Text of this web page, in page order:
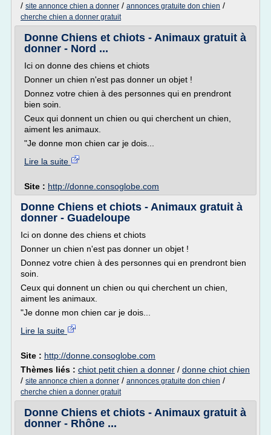
/ site annonce chien a donner / annonces gratuite don chien /
cherche chien a donner gratuit
Donne Chiens et chiots - Animaux gratuit à
donner - Nord ...
Ici on donne des chiens et chiots
Donner un chien n'est pas donner un objet !
Donnez votre chien à des personnes qui en prendront
bien soin.
Ceux qui donnent un chien ou qui cherchent un chien,
aiment les animaux.
"Je donne mon chien car je dois...
Lire la suite
Site : http://donne.consoglobe.com
Donne Chiens et chiots - Animaux gratuit à
donner - Guadeloupe
Ici on donne des chiens et chiots
Donner un chien n'est pas donner un objet !
Donnez votre chien à des personnes qui en prendront bien
soin.
Ceux qui donnent un chien ou qui cherchent un chien,
aiment les animaux.
"Je donne mon chien car je dois...
Lire la suite
Site : http://donne.consoglobe.com
Thèmes liés : chiot petit chien a donner / donne chiot chien
/ site annonce chien a donner / annonces gratuite don chien /
cherche chien a donner gratuit
Donne Chiens et chiots - Animaux gratuit à
donner - Rhône ...